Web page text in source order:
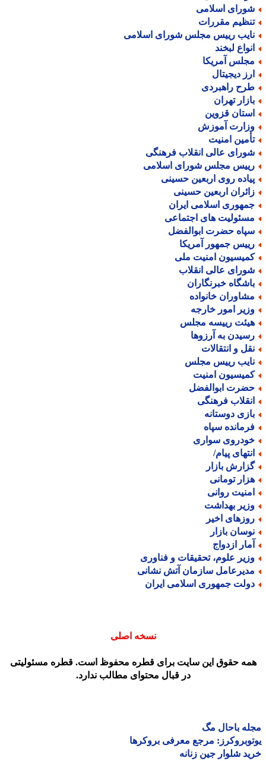
اسلامی
مقررات
رییس مجلس شورای اسلامی
لبخند
آمریکا
دیجیتال
راهبردی
تهران
قزوین
آموزش
امنیت
عالی انقلاب فرهنگی
مجلس شورای اسلامی
روی اربعین حسینی
اربعین حسینی
اسلامی ایران
های اجتماعی
حضرت ابوالفضل
جمهور آمریکا
امنیت ملی
عالی انقلاب
خبرنگاران
خانواده
امور خارجه
رییسه مجلس
به آرزوها
و انتقالات
رییس مجلس
امنیت
ابوالفضل
فرهنگی
دوستانه
سپاه
سواری
پیام/
بازار
تومانی
روانی
بهداشت
اخیر
بازار
ازدواج
علوم، تحقیقات و فناوری
سازمان آتش نشانی
جمهوری اسلامی ایران
نسخه اصلی
حقوق این سایت برای قطره محفوظ است. قطره مسئولیتی
در قبال محتوای مطالب ندارد.
باحال مگ
مرجع معرفی بروکرها
شلوار جین زنانه